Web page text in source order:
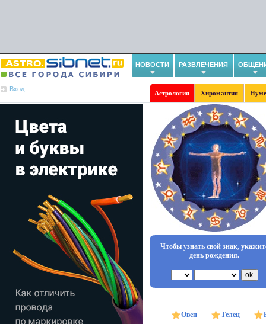
НОВОСТИ РАЗВЛЕЧЕНИЯ
Вход
Астрология Хиромантия
Чтобы узнать свой знак,
день рождения.
Овен Телец